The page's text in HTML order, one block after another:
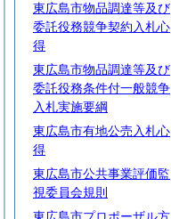
東広島市物品調達等及び
委託役務競争契約入札心
得
東広島市物品調達等及び
委託役務条件付一般競争
入札実施要綱
東広島市有地公売入札心
得
東広島市公共事業評価監
視委員会規則